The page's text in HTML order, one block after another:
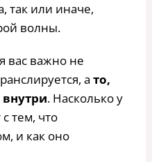
так или иначе,
волны.
вас важно не
а то,
внутри. Насколько у
тем, что
и как оно